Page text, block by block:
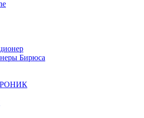
Бирюса